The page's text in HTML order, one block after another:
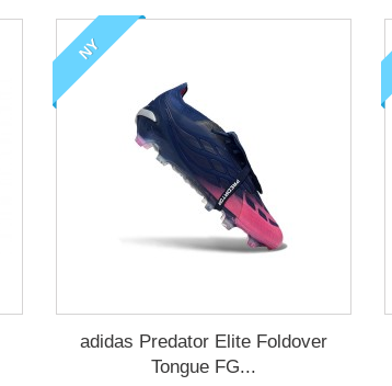
NY
adidas Predator Elite Foldover
Tongue FG...